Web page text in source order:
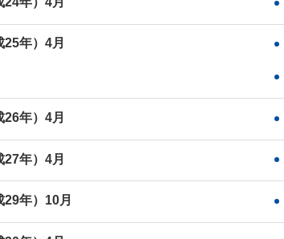
年）4月
年）4月
年）4月
年）10月